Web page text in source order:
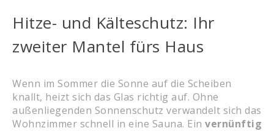
Hitze- und Kälteschutz: Ihr
zweiter Mantel fürs Haus
Wenn im Sommer die Sonne auf die Scheiben
knallt, heizt sich das Glas richtig auf. Ohne
außenliegenden Sonnenschutz verwandelt sich das
Wohnzimmer schnell in eine Sauna. Ein vernünftig